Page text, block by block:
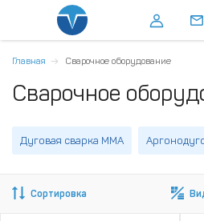
Главная Сварочное оборудование
Сварочное
Дуговая сварка MMA
Сортировка